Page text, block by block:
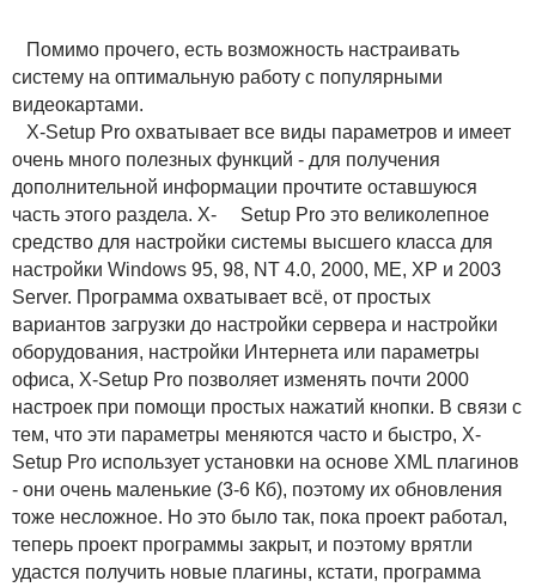
Помимо прочего, есть возможность настраивать
систему на оптимальную работу с популярными
видеокартами.
X-Setup Pro охватывает все виды параметров и имеет
очень много полезных функций - для получения
дополнительной информации прочтите оставшуюся
часть этого раздела. X- Setup Pro это великолепное
средство для настройки системы высшего класса для
настройки Windows 95, 98, NT 4.0, 2000, ME, XP и 2003
Server. Программа охватывает всё, от простых
вариантов загрузки до настройки сервера и настройки
оборудования, настройки Интернета или параметры
офиса, X-Setup Pro позволяет изменять почти 2000
настроек при помощи простых нажатий кнопки. В связи с
тем, что эти параметры меняются часто и быстро, X-
Setup Pro использует установки на основе XML плагинов
- они очень маленькие (3-6 Кб), поэтому их обновления
тоже несложное. Но это было так, пока проект работал,
теперь проект программы закрыт, и поэтому врятли
удастся получить новые плагины, кстати, программа